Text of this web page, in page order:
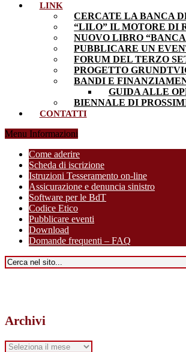
LINK
CERCATE LA BANCA
“LILO” IL MOTORE DI
NUOVO LIBRO
PUBBLICARE UN
FORUM DEL TERZO
PROGETTO
BANDI E
GUIDA ALLE
BIENNALE DI
CONTATTI
Menu Informazioni
Come aderire
Scheda di iscrizione
Istruzioni Tesseramento on-line
Assicurazione e denuncia sinistro
Software per le BdT
Codice Etico
Pubblicare eventi
Download
Domande frequenti – FAQ
Archivi
Archivi